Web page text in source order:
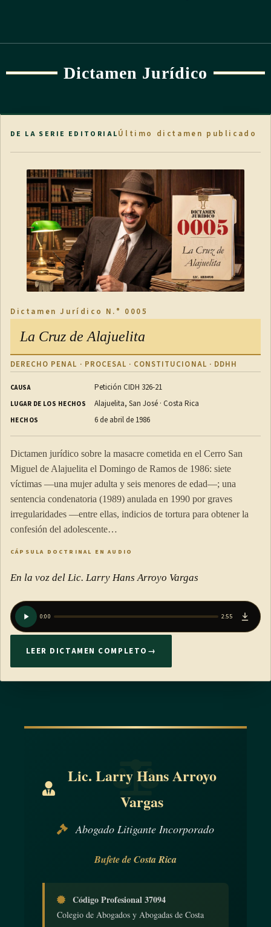
Dictamen Jurídico
DE LA SERIE EDITORIALÚltimo dictamen publicado
Dictamen Jurídico N.° 0005
La Cruz de Alajuelita
DERECHO PENAL · PROCESAL · CONSTITUCIONAL · DDHH
CAUSA Petición CIDH 326-21
LUGAR DE LOS HECHOS Alajuelita, San José · Costa Rica
HECHOS 6 de abril de 1986
Dictamen jurídico sobre la masacre cometida en el Cerro San
Miguel de Alajuelita el Domingo de Ramos de 1986: siete
víctimas —una mujer adulta y seis menores de edad—; una
sentencia condenatoria (1989) anulada en 1990 por graves
irregularidades —entre ellas, indicios de tortura para obtener la
confesión del adolescente…
CÁPSULA DOCTRINAL EN AUDIO
En la voz del Lic. Larry Hans Arroyo Vargas
0:00 2:55
LEER DICTAMEN COMPLETO →
Lic. Larry Hans Arroyo
Vargas
Abogado Litigante Incorporado
Bufete de Costa Rica
Código Profesional 37094
Colegio de Abogados y Abogadas de Costa